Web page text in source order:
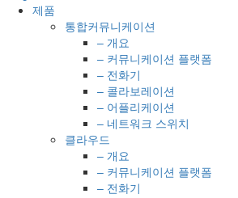
제품
통합커뮤니케이션
– 개요
– 커뮤니케이션 플랫폼
– 전화기
– 콜라보레이션
– 어플리케이션
– 네트워크 스위치
클라우드
– 개요
– 커뮤니케이션 플랫폼
– 전화기